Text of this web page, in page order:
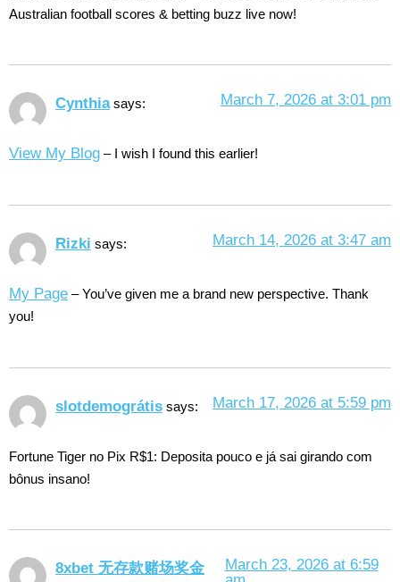
Australian football scores & betting buzz live now!
Cynthia says: March 7, 2026 at 3:01 pm
View My Blog – I wish I found this earlier!
Rizki says: March 14, 2026 at 3:47 am
My Page – You’ve given me a brand new perspective. Thank
you!
slotdemográtis says: March 17, 2026 at 5:59 pm
Fortune Tiger no Pix R$1: Deposita pouco e já sai girando com
bônus insano!
8xbet 无存款赌场奖金
March 23, 2026 at 6:59